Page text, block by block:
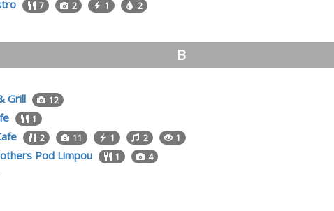
7 2 1 2
B
Grill 12
1
2 11 1 2 1
Pod Limpou 1 4